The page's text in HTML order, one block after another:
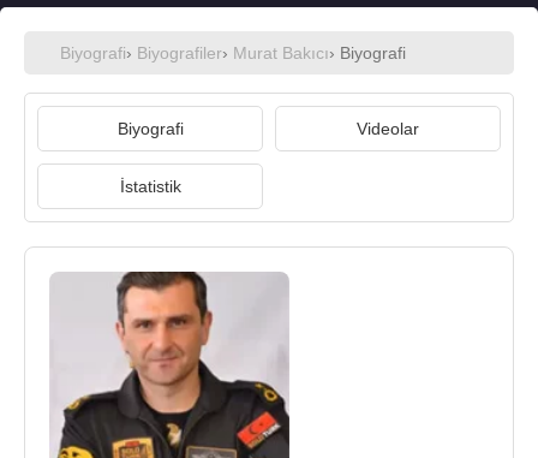
Biyografi› Biyografiler› Murat Bakıcı› Biyografi
Biyografi Videolar
İstatistik